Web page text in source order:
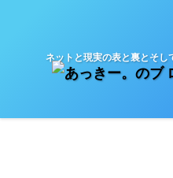
ネットと現実の表と裏とそし